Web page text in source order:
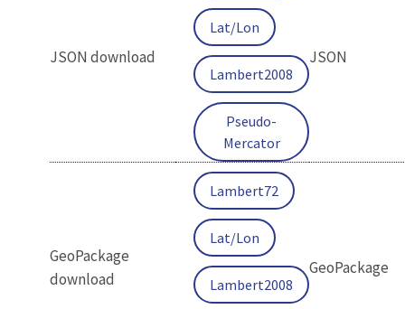
JSON download
Lat/Lon
Lambert2008
Pseudo-
Mercator
JSON
GeoPackage
download
Lambert72
Lat/Lon
Lambert2008
GeoPackage